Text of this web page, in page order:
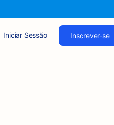
Iniciar Sessão Inscrever-se